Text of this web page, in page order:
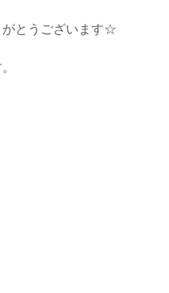
とうございます☆